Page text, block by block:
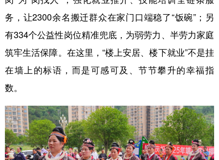
务，让2300余名搬迁群众在家门口端稳了“饭碗”；另
有334个公益性岗位精准兜底，为弱劳力、半劳力家庭
筑牢生活保障。在这里，“楼上安居、楼下就业”不是挂
在墙上的标语，而是可感可及、节节攀升的幸福指
数。